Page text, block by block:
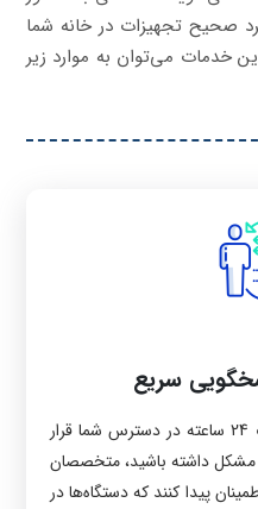
صحیح تجهیزات در خانه شما
خدمات می‌توان به موارد زیر
تیم پشتیبانی میلاد طب به صورت 24 ساعته در دسترس شما قرار
مشکل داشته باشید، متخصصان
پیدا کنند که دستگاه‌ها در